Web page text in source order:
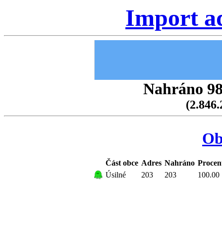
Import
Nahráno
Část obce Adres Nahráno
Úsilné
203 203 100.00